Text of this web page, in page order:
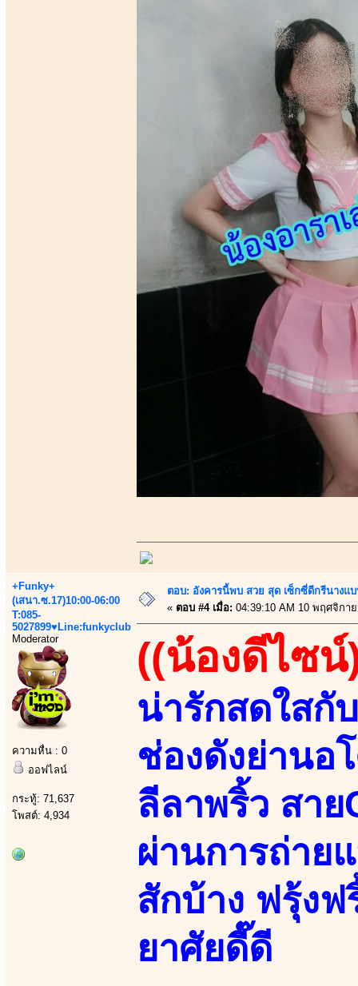
+Funky+
(เสนา.ซ.17)10:00-06:00
T:085-
5027899♥Line:funkyclub
Moderator
ความหื่น : 0
ออฟไลน์
กระทู้: 71,637
โพสต์: 4,934
ตอบ: อังคารนี้พบ สวย สุด เซ็กซี่ดีกรีนางแ
« ตอบ #4 เมื่อ: 04:39:10 AM 10 พฤศจิกา
((น้องดีไซน์
น่ารักสดใสกั
ช่องดังย่านอ
ลีลาพริ้ว สา
ผ่านการถ่าย
สักบ้าง ฟรุ้งฟ
ยาศัยดี๊ดี